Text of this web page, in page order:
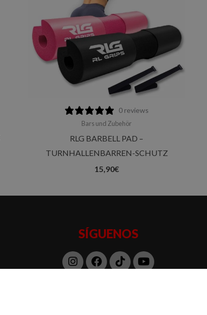
0 reviews
Bars und Zubehör
RLG BARBELL PAD –
TURNHALLENBARREN-SCHUTZ
15,90€
SÍGUENOS
Instagram
Facebook
TiktokYoutube